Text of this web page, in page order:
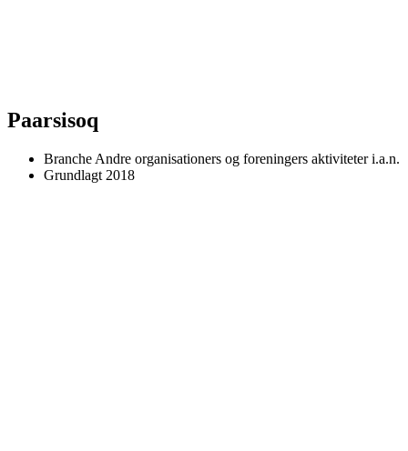
Paarsisoq
Branche Andre organisationers og foreningers aktiviteter i.a.n.
Grundlagt 2018